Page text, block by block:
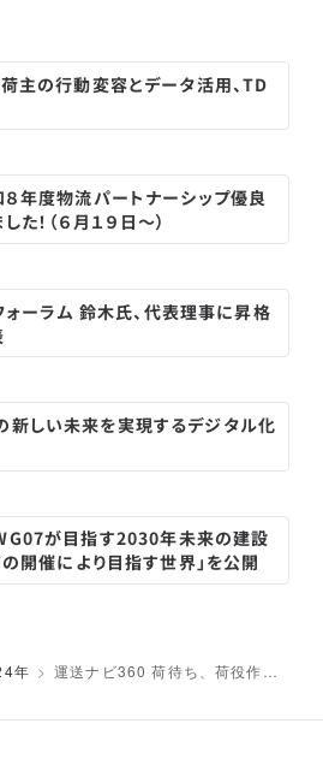
主の行動変容とデータ活用、TD
年度物流パートナーシップ優良
！（６月１９日～）
ーラム 鈴木氏、代表理事に昇格
が目指す2030年未来の建設
開催により目指す世界」を公開
年
運送ナビ360 荷待ち、荷役作業